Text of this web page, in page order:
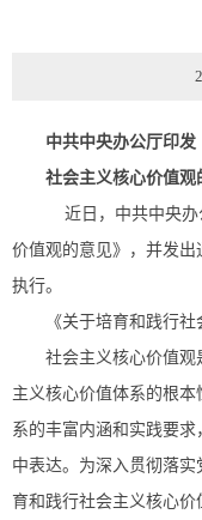
中共中央办公厅印
社会主义核心价值观
近日，中共中央办
价值观的意见》，并发
执行。
《关于培育和践行
社会主义核心价值
主义核心价值体系的根
系的丰富内涵和实践要
中表达。为深入贯彻落
育和践行社会主义核心价